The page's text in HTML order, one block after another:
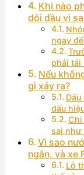
Khi nào
dõi dầu vi
ngay
phải tái
Nếu
gì xảy ra?
dấu
Chi
sai như
Vì sao
ngắn, và xe
Lỗ